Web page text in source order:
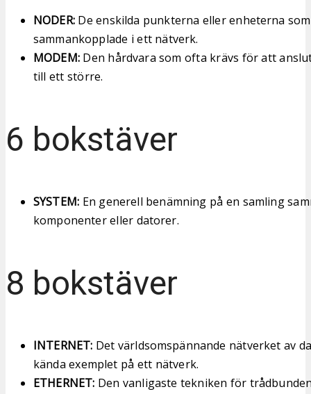
NODER:De enskilda punkterna eller enheterna
sammankopplade i ett nätverk.
MODEM:Den hårdvara som ofta krävs för att
till ett större.
6 bokstäver
SYSTEM: En generell benämning på en samling
komponenter eller datorer.
8 bokstäver
INTERNET: Det världsomspännande nätverket av
kända exemplet på ett nätverk.
ETHERNET: Den vanligaste tekniken för